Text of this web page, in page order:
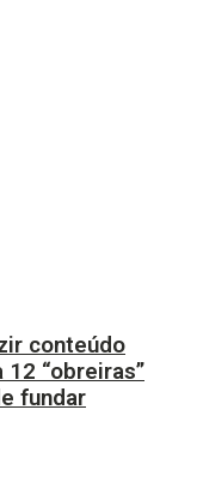
conteúdo
“obreiras”
fundar